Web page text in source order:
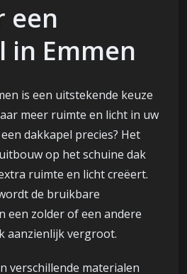
een
in Emmen
is een uitstekende keuze
meer ruimte en licht in uw
dakkapel precies? Het
op het schuine dak
ruimte en licht creëert.
de bruikbare
een zolder of een andere
aanzienlijk vergroot.
verschillende materialen